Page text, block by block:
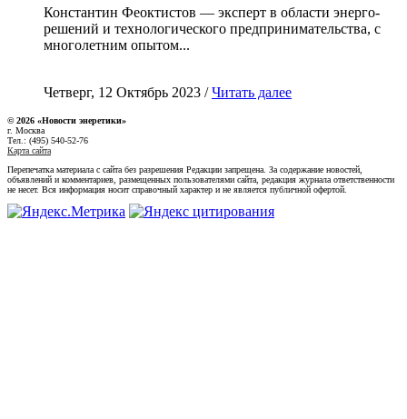
Константин Феоктистов — эксперт в области энерго-
решений и технологического предпринимательства, с
многолетним опытом...
Четверг, 12 Октябрь 2023 /Читать далее
© 2026 «Новости энеретики»
г. Москва
Тел.: (495) 540-52-76
Карта сайта
Перепечатка материала с сайта без разрешения Редакции запрещена. За содержание новостей,
объявлений и комментариев, размещенных пользователями сайта, редакция журнала ответственности
не несет. Вся информация носит справочный характер и не является публичной офертой.